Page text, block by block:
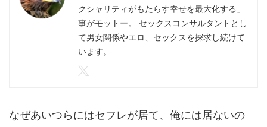
クシャリティがもたらす幸せを最大化する」
事がモットー。 セックスコンサルタントとし
て男女関係やエロ、セックスを探求し続けて
います。
なぜあいつらにはセフレが居て、俺には居ないの